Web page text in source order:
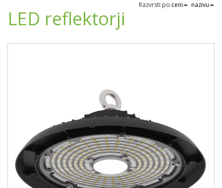
Razvrsti po:ceni nazivu
LED reflektorji